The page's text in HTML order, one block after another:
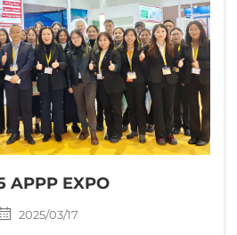
APPP EXPO
2025/03/17